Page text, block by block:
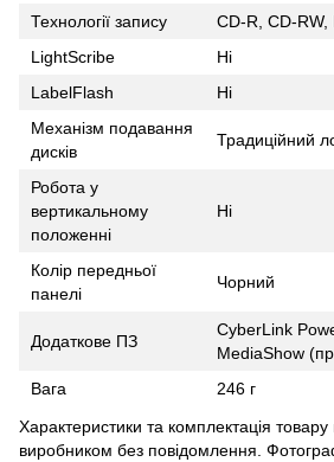
Технології запису
CD-R, CD-RW,
LightScribe
Ні
LabelFlash
Ні
Механізм подавання
дисків
Традиційний
Робота у
вертикальному
положенні
Ні
Колір передньої
панелі
Чорний
Додаткове ПЗ
CyberLink
MediaShow
Вага
246 г
Характеристики та комплектація товару
виробником без повідомлення.